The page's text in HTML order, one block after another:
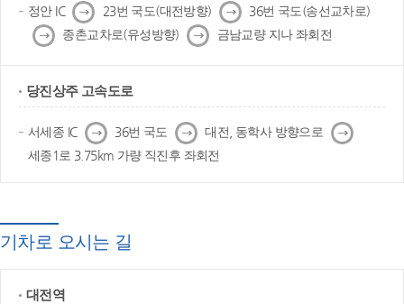
정안 IC 다
음
23번 국도(대전방향) 다
음
36번 국도(송선교차로)
다
음
종촌교차로(유성방향) 다
음
금남교량 지나 좌회전
당진상주 고속도로
서세종 IC 다
음
36번 국도 다
음
대전, 동학사 방향으로 다
음
세종1로 3.75km 가량 직진후 좌회전
기차로 오시는 길
대전역